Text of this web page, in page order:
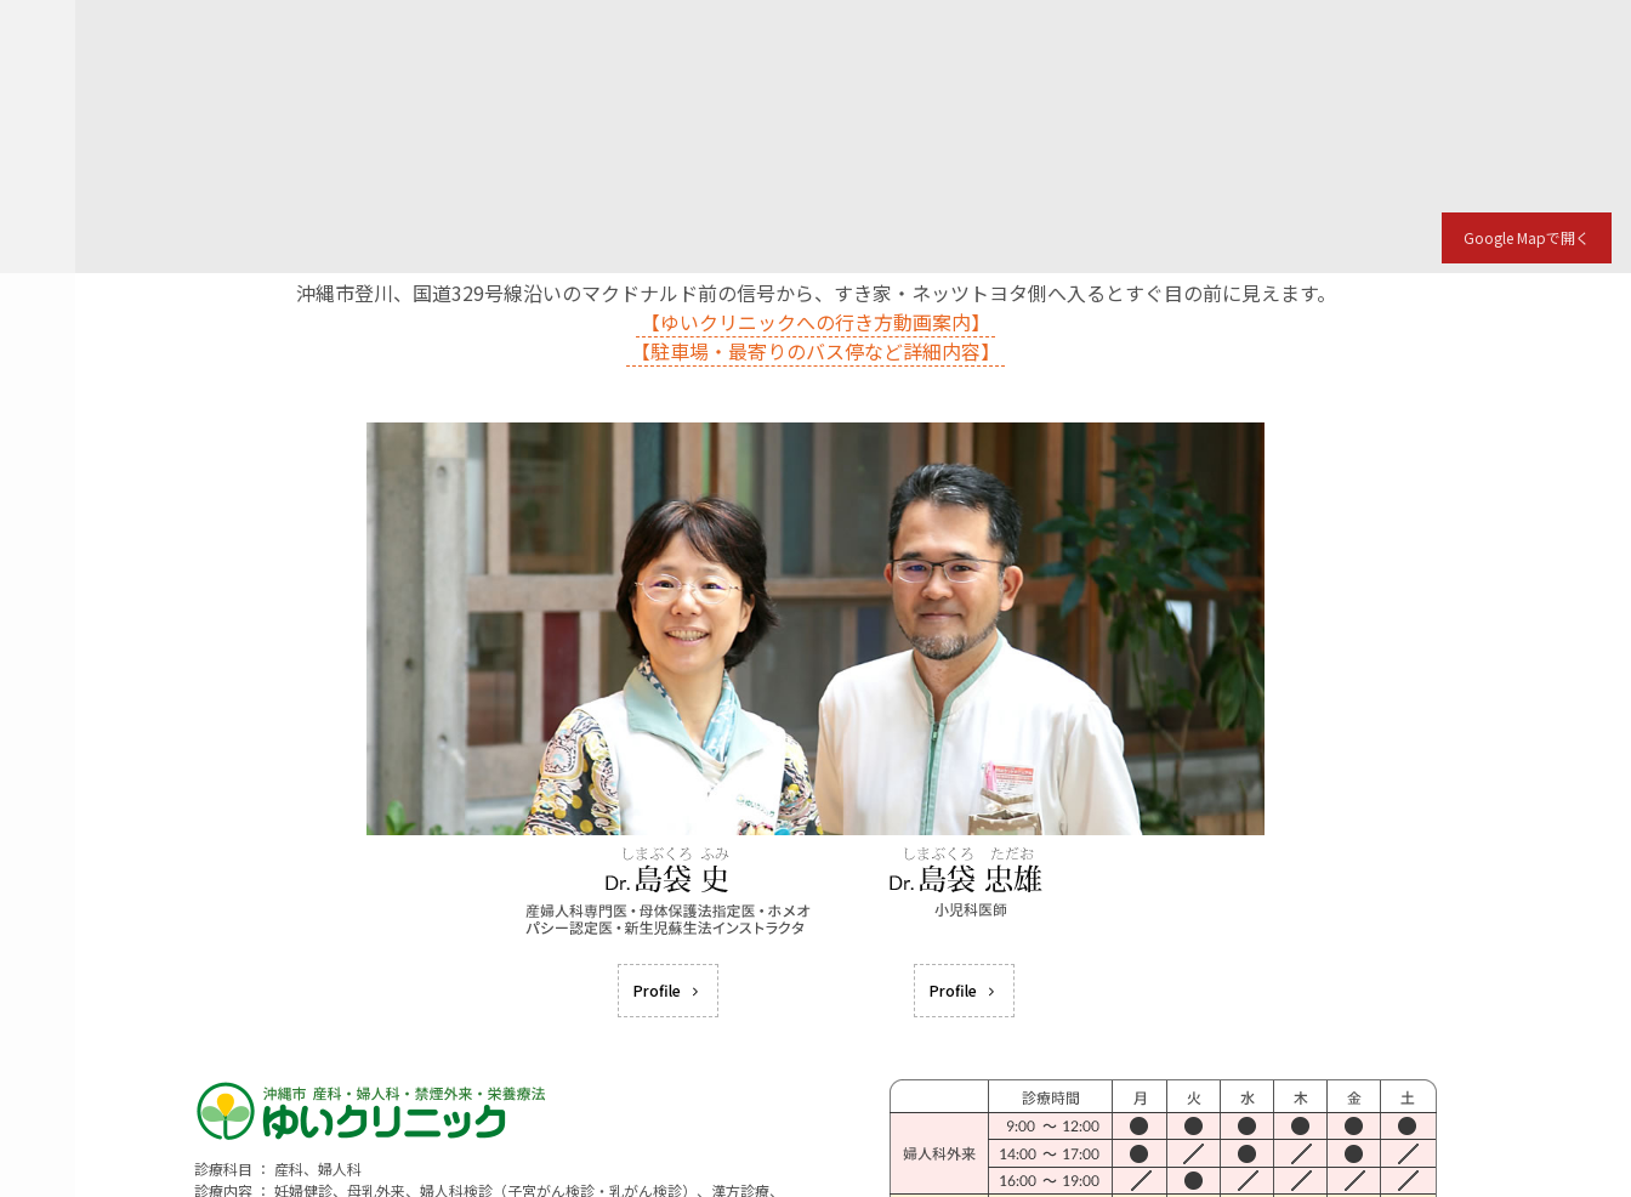
Google Mapで開く
沖縄市登川、国道329号線沿いのマクドナルド前の信号から、すき家・ネッツトヨタ側へ入るとすぐ目の前に見えます。
【ゆいクリニックへの行き方動画案内】
【駐車場・最寄りのバス停など詳細内容】
Profile Profile
診療科目 ： 産科、婦人科
診療内容 ： 妊婦健診、母乳外来、婦人科検診（子宮がん検診・乳がん検診）、漢方診療、